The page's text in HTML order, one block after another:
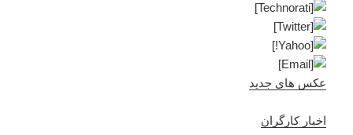
عکس های جدید
اخبار کارگران